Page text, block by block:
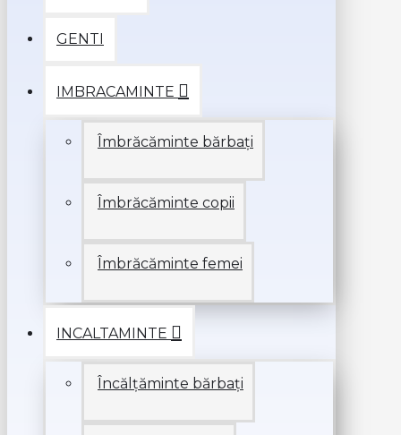
GENTI
IMBRACAMINTE
Îmbrăcăminte bărbați
Îmbrăcăminte copii
Îmbrăcăminte femei
INCALTAMINTE
Încălțăminte bărbați